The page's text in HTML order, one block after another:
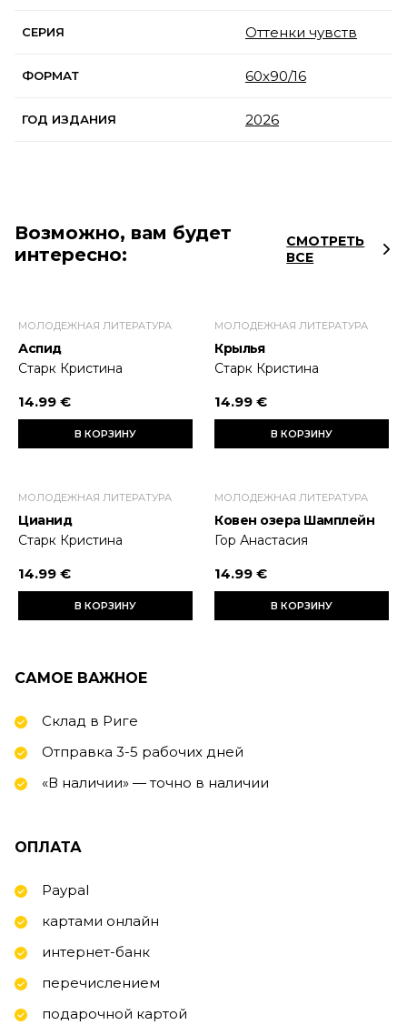
СЕРИЯ Оттенки чувств
ФОРМАТ 60x90/16
ГОД ИЗДАНИЯ 2026
Возможно, вам будет
интересно:
СМОТРЕТЬ
ВСЕ
МОЛОДЕЖНАЯ ЛИТЕРАТУРА
Аспид
Старк Кристина
14.99 €
В КОРЗИНУ
МОЛОДЕЖНАЯ ЛИТЕРАТУРА
Крылья
Старк Кристина
14.99 €
В КОРЗИНУ
МОЛОДЕЖНАЯ ЛИТЕРАТУРА
Цианид
Старк Кристина
14.99 €
В КОРЗИНУ
МОЛОДЕЖНАЯ ЛИТЕРАТУРА
Ковен озера Шамплейн
Гор Анастасия
14.99 €
В КОРЗИНУ
САМОЕ ВАЖНОЕ
Склад в Риге
Отправка 3-5 рабочих дней
«В наличии» — точно в наличии
ОПЛАТА
Paypal
картами онлайн
интернет-банк
перечислением
подарочной картой